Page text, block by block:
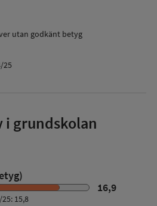
utan godkänt betyg
25
i grundskolan
16,9
15,8